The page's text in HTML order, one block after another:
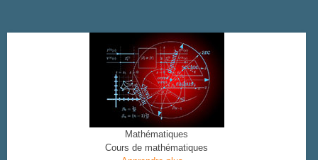
Mathématiques
Cours de mathématiques